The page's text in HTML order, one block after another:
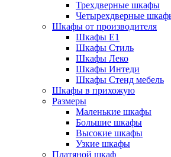
Трехдверные шкафы
Четырехдверные
Шкафы от производителя
Шкафы E1
Шкафы Стиль
Шкафы Леко
Шкафы Интеди
Шкафы Стенд мебель
Шкафы в прихожую
Размеры
Маленькие шкафы
Большие шкафы
Высокие шкафы
Узкие шкафы
Платяной шкаф